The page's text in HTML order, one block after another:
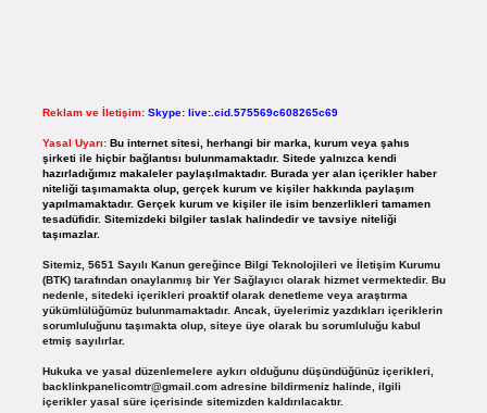
Reklam ve İletişim: Skype: live:.cid.575569c608265c69
Yasal Uyarı: Bu internet sitesi, herhangi bir marka, kurum veya şahıs
şirketi ile hiçbir bağlantısı bulunmamaktadır. Sitede yalnızca kendi
hazırladığımız makaleler paylaşılmaktadır. Burada yer alan içerikler haber
niteliği taşımamakta olup, gerçek kurum ve kişiler hakkında paylaşım
yapılmamaktadır. Gerçek kurum ve kişiler ile isim benzerlikleri tamamen
tesadüfidir. Sitemizdeki bilgiler taslak halindedir ve tavsiye niteliği
taşımazlar.
Sitemiz, 5651 Sayılı Kanun gereğince Bilgi Teknolojileri ve İletişim Kurumu
(BTK) tarafından onaylanmış bir Yer Sağlayıcı olarak hizmet vermektedir. Bu
nedenle, sitedeki içerikleri proaktif olarak denetleme veya araştırma
yükümlülüğümüz bulunmamaktadır. Ancak, üyelerimiz yazdıkları içeriklerin
sorumluluğunu taşımakta olup, siteye üye olarak bu sorumluluğu kabul
etmiş sayılırlar.
Hukuka ve yasal düzenlemelere aykırı olduğunu düşündüğünüz içerikleri,
backlinkpanelicomtr@gmail.comadresine bildirmeniz halinde, ilgili
içerikler yasal süre içerisinde sitemizden kaldırılacaktır.